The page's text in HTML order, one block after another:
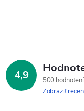
4,9
500 hodnotení
Zobraziť